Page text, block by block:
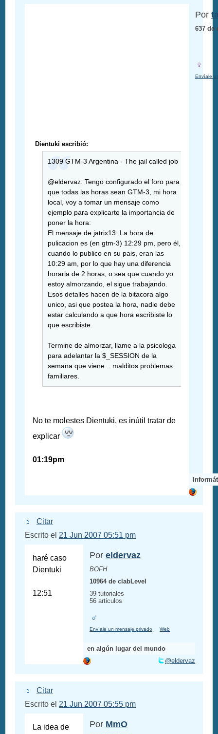
Dientuki escribió:
1309 GTM-3 Argentina - The jail called job
@eldervaz: Tengo configurado el foro para
que todas las horas sean GTM-3, mi hora
local, voy a tomar un mensaje como
ejemplo para explicarte la importancia de
poner la hora:
El mensaje de jatrix13: La hora de
pulicacion es (en gtm-3) 12:29 pm, pero él,
cuando lo publico en su pais, eran las
10:29 am, por lo que hay una diferencia
horaria de 2 horas, o sea que cuando yo
estoy almorzando, el sigue trabajando.
Esos detalles hacen de la bitacora algo
unico, asi que postea la hora, nadie debe
estar calculando a que hora escribiste lo
que escribiste.
Termine de almorzar, llame a la psicologa
para adelantar la $_SESSION de la
semana que viene... malditos problemas
familiares.
No te molestes Dientuki, es inútil tratar de
explicar
01:19pm
Por
637 de
Envíale
Citar
Escrito el 21 Jun 2007 05:51 pm
haré caso
Dientuki
12:51
Por eldervaz
BOFH
10964 de clabLevel
39 tutoriales
56 articulos
Envíale un mensaje privado Web
en algún lugar del mundo
@eldervaz
Citar
Escrito el 21 Jun 2007 05:55 pm
La idea de
Por MmO